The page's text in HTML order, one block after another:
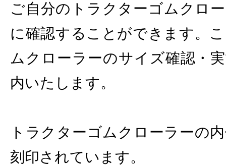
ご自分のトラクターゴムクロ
に確認することができます。
ムクローラーのサイズ確認・
内いたします。
トラクターゴムクローラーの
刻印されています。